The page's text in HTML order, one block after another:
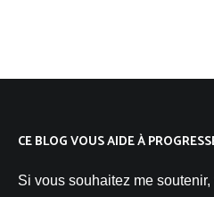
CE BLOG VOUS AIDE À
Si vous souhaitez me